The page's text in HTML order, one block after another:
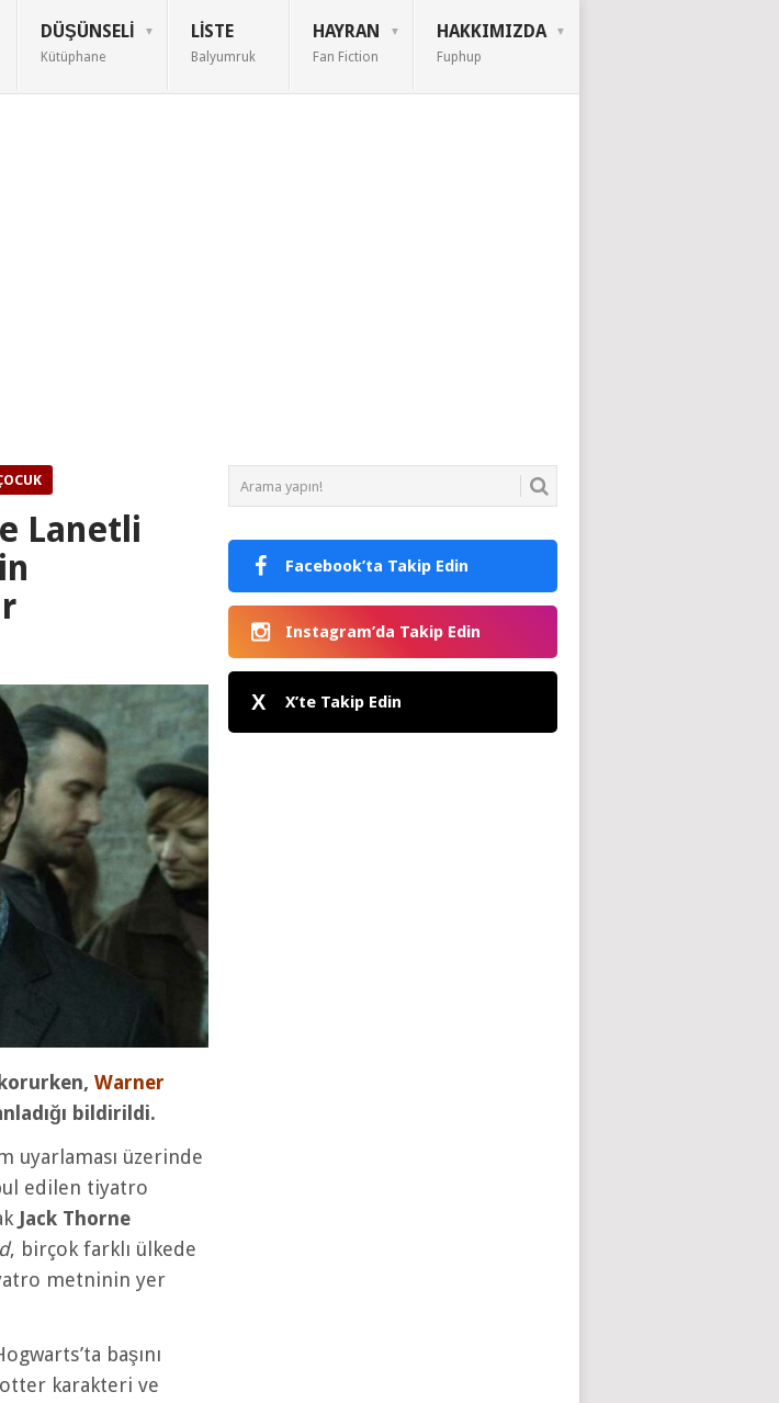
DÜŞÜNSELI
Kütüphane
LISTE
Balyumruk
HAYRAN
Fan Fiction
HAKKIMIZDA
Fuphup
Lanetli
Warner
bildirildi.
uyarlaması üzerinde
edilen tiyatro
Jack Thorne
, birçok farklı ülkede
metninin yer
başını
karakteri ve
Facebook’ta Takip Edin
Instagram’da Takip Edin
X X’te Takip Edin